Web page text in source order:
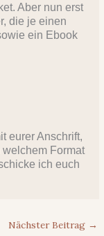
Aber nun erst
die je einen
ein Ebook
eurer Anschrift,
Format
ich euch
Nächster Beitrag →